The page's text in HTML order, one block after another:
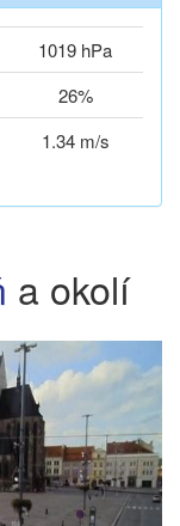
1019 hPa
26%
1.34 m/s
a okolí